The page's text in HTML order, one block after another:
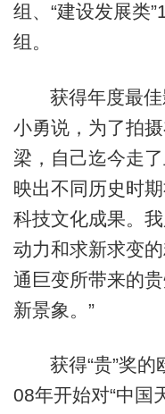
组、“建设发展类
组。
获得年度最
小勇说，为了拍
梁，自己迄今走
映出不同历史时
科技文化成果。
动力和求新求变
通巨变所带来的
新景象。”
获得“贵”奖
08年开始对“中国